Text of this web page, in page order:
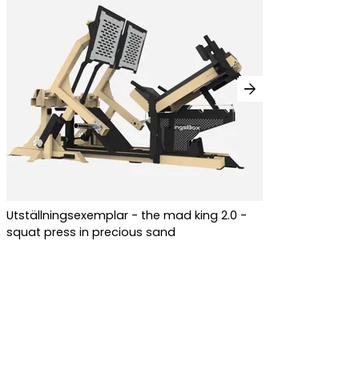
Utställningsexemplar - the mad king 2.0 -
squat press in precious sand
arrow_forward